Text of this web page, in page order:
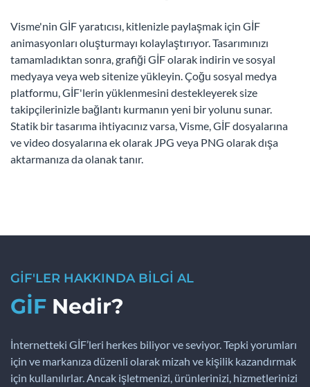
Visme'nin GİF yaratıcısı, kitlenizle paylaşmak için GİF
animasyonları oluşturmayı kolaylaştırıyor. Tasarımınızı
tamamladıktan sonra, grafiği GİF olarak indirin ve sosyal
medyaya veya web sitenize yükleyin. Çoğu sosyal medya
platformu, GİF'lerin yüklenmesini destekleyerek size
takipçilerinizle bağlantı kurmanın yeni bir yolunu sunar.
Statik bir tasarıma ihtiyacınız varsa, Visme, GİF dosyalarına
ve video dosyalarına ek olarak JPG veya PNG olarak dışa
aktarmanıza da olanak tanır.
GİF'LER HAKKINDA BİLGİ AL
GİF Nedir?
İnternetteki GİF’leri herkes biliyor ve seviyor. Tepki yorumları
için ve markanıza düzenli olarak mizah ve kişilik kazandırmak
için kullanılırlar. Ancak işletmenizi, ürünlerinizi, hizmetlerinizi